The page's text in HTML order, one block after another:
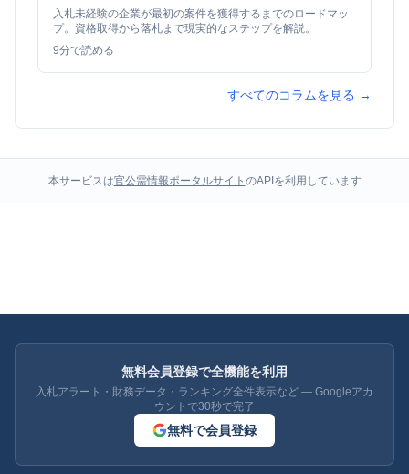
入札未経験の企業が最初の案件を獲得するまでのロードマッ
プ。資格取得から落札まで現実的なステップを解説。
9分で読める
すべてのコラムを見る →
本サービスは官公需情報ポータルサイト のAPIを利用しています
無料会員登録で全機能を利用
入札アラート・財務データ・ランキング全件表示など — Googleアカ
ウントで30秒で完了
無料で会員登録